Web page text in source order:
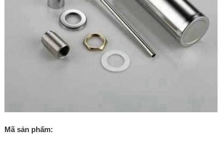
Mã sản phẩm: